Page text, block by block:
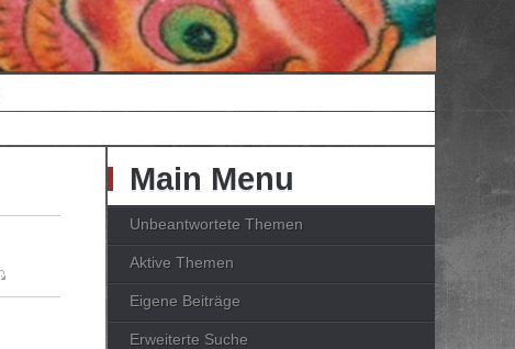
Main Menu
Unbeantwortete Themen
Aktive Themen
Eigene Beiträge
Erweiterte Suche